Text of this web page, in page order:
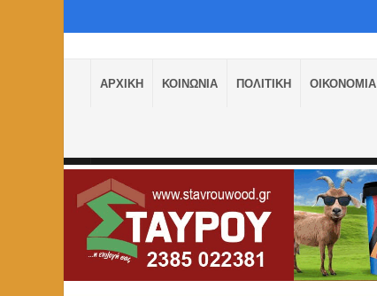
ΑΡΧΙΚΗ ΚΟΙΝΩΝΙΑ ΠΟΛΙΤΙΚΗ ΟΙΚΟΝΟΜΙΑ